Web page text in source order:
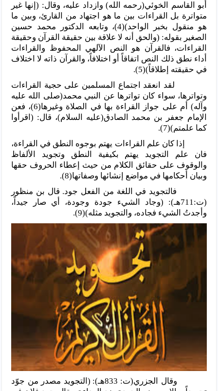
أبو القاسم الخوئي(رحمه الله) وازداد عليه، وقال: (إنها غير
متواترة بل القراءات بين ما هو اجتهاد من القارئ، وبين ما
هو منقول بخبر الواحد)(4)، وتابعه الدكتور محمد حسين
الصغير بقوله: (والحق أنه لا علاقة بين حقيقة القرآن وحقيقة
القراءات، فالقرآن هو النص الآلهي المحفوظ والقراءات
أداء نطق ذلك النص اتفاقاً أو اختلافاً، والقرآن ذاته لا اختلاف
في حقيقته إطلاقاً)(5).
لقد انعقد اجتماع المسلمين على حجية القراءات
وتواترها، سواء كان تواترها عن النبي محمد(صلى الله عليه
وآله) أم على جواز القراءة بها في الصلاة وغيرها(6)، فعن
الإمام جعفر بن محمد الصادق(عليه السلام)، قال: (اقرأوا
كما علمتم)(7).
إذا كان علم القراءات يهتم بوجوه النطق في القراءة،
فان علم التجويد يهتم بكيفية النطق وتجويد الألفاظ
والوقوف على حقائق الكلام من حيث إعطاء الحروف حقها
وبيان أحكامها في مواضع إنشائها وصفاتها(8).
فالتجويد في اللغة من الفعل جود. قال بن منظور
(ت:711هـ): (وجاد الشيء جودة وجودة، أي صار جيداً،
وأجدتُ الشيء فجاده، والتجويد مثله)(9).
وقال الجزري(ت: 833هـ): (التجويد مصدر من جوّد